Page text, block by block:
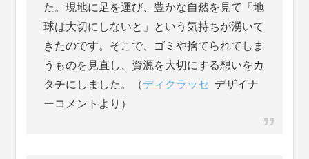
た。現地に足を運び、豊かな自然を見て「地
球は大切にしないと」という気持ちが湧いて
きたのです。そこで、ゴミや捨てられてしま
うものを見直し、資源を大切にする想いをカ
タチにしました。（ディクラッセ デザイナ
ーコメントより）